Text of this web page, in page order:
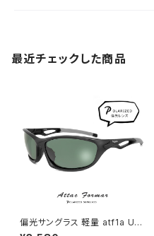
最近チェックした商品
偏光サングラス 軽量 atf1a UV
カット 偏光 サングラス polaliz